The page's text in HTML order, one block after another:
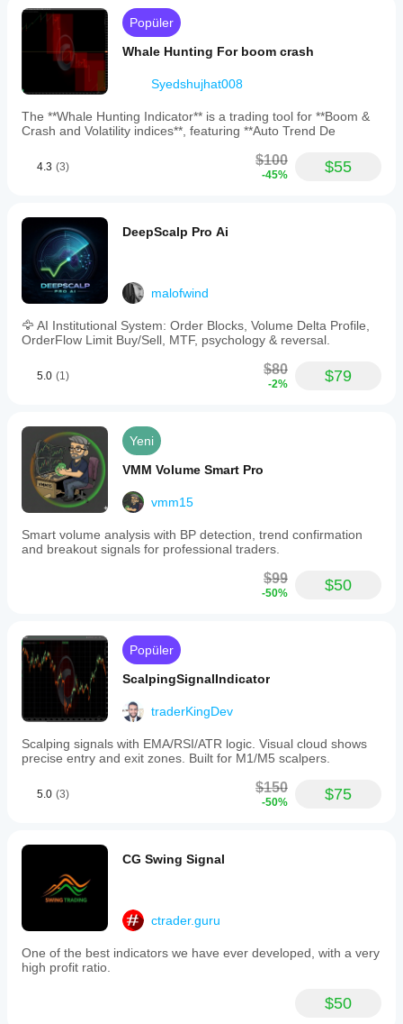
Popüler
Whale Hunting For boom crash
Syedshujhat008
The **Whale Hunting Indicator** is a trading tool for **Boom &
Crash and Volatility indices**, featuring **Auto Trend De
4.3 (3) $100
-45% $55
DeepScalp Pro Ai
malofwind
🦅 AI Institutional System: Order Blocks, Volume Delta Profile,
OrderFlow Limit Buy/Sell, MTF, psychology & reversal.
5.0 (1) $80
-2% $79
Yeni
VMM Volume Smart Pro
vmm15
Smart volume analysis with BP detection, trend confirmation
and breakout signals for professional traders.
$99
-50% $50
Popüler
ScalpingSignalIndicator
traderKingDev
Scalping signals with EMA/RSI/ATR logic. Visual cloud shows
precise entry and exit zones. Built for M1/M5 scalpers.
5.0 (3) $150
-50% $75
CG Swing Signal
ctrader.guru
One of the best indicators we have ever developed, with a very
high profit ratio.
$50